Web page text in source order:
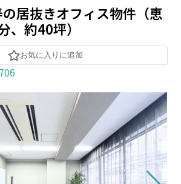
居抜きオフィス物件（恵
、約40坪）
お気に入りに追加